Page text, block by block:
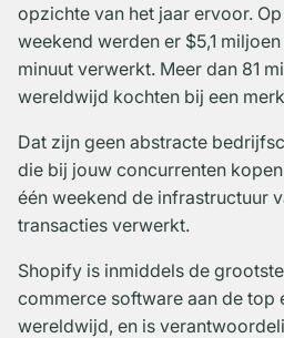
opzichte van het jaar ervoor.
weekend werden er $5,1
minuut verwerkt. Meer dan 81
wereldwijd kochten bij een
Dat zijn geen abstracte
die bij jouw concurrenten
één weekend de infrastructuur
transacties verwerkt.
Shopify is inmiddels de
commerce software aan de top
wereldwijd, en is